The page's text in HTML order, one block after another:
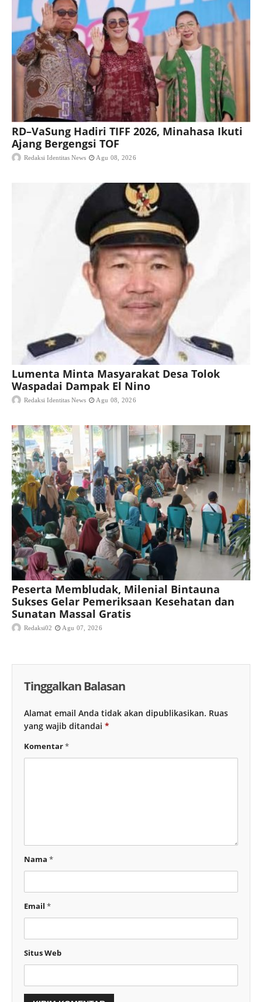
RD–VaSung Hadiri TIFF 2026, Minahasa Ikuti
Ajang Bergengsi TOF
Redaksi Identitas News Agu 08, 2026
Lumenta Minta Masyarakat Desa Tolok
Waspadai Dampak El Nino
Redaksi Identitas News Agu 08, 2026
Peserta Membludak, Milenial Bintauna
Sukses Gelar Pemeriksaan Kesehatan dan
Sunatan Massal Gratis
Redaksi02 Agu 07, 2026
Tinggalkan Balasan
Alamat email Anda tidak akan dipublikasikan. Ruas
yang wajib ditandai *
Komentar*
Nama *
Email *
Situs Web